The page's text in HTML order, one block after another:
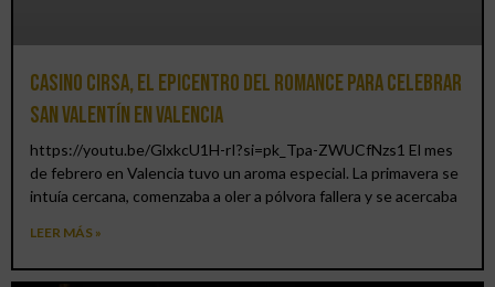
Casino CIRSA, el epicentro del romance para celebrar
San Valentín en Valencia
https://youtu.be/GlxkcU1H-rI?si=pk_Tpa-ZWUCfNzs1 El mes
de febrero en Valencia tuvo un aroma especial. La primavera se
intuía cercana, comenzaba a oler a pólvora fallera y se acercaba
LEER MÁS »